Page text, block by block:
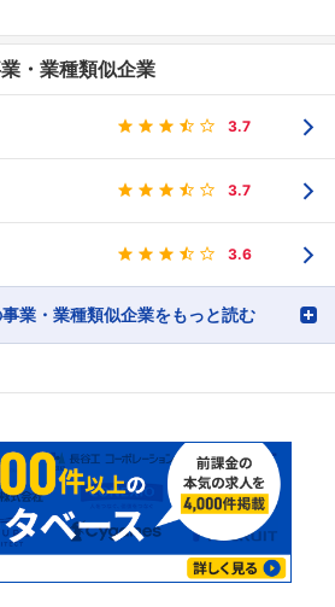
・業種類似企業
3.7
3.7
3.6
業・業種類似企業をもっと読む